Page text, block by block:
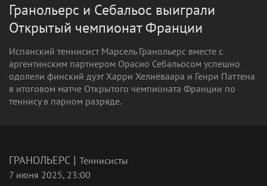
Гранольерс и Себальос выиграли
Открытый чемпионат Франции
Испанский теннисист Марсель Гранольерс вместе с
аргентинским партнером Орасио Себальосом успешно
одолели финский дуэт Харри Хелиёваара и Генри Паттена
в итоговом матче Открытого чемпионата Франции по
теннису в парном разряде.
ГРАНОЛЬЕРС | Теннисисты
7 июня 2025, 23:00